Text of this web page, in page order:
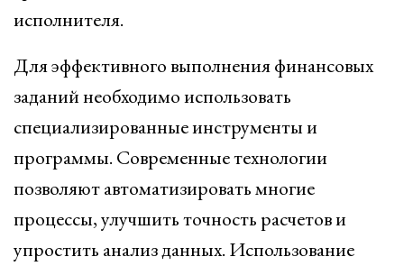
исполнителя.
Для эффективного выполнения финансовых
заданий необходимо использовать
специализированные инструменты и
программы. Современные технологии
позволяют автоматизировать многие
процессы, улучшить точность расчетов и
упростить анализ данных. Использование